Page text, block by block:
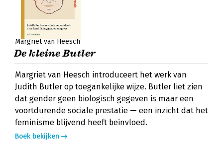
Margriet van Heesch
De kleine Butler
Margriet van Heesch introduceert het werk van
Judith Butler op toegankelijke wijze. Butler liet zien
dat gender geen biologisch gegeven is maar een
voortdurende sociale prestatie — een inzicht dat het
feminisme blijvend heeft beïnvloed.
Boek bekijken